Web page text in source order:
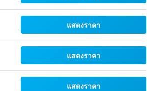
แสดงราคา
แสดงราคา
แสดงราคา